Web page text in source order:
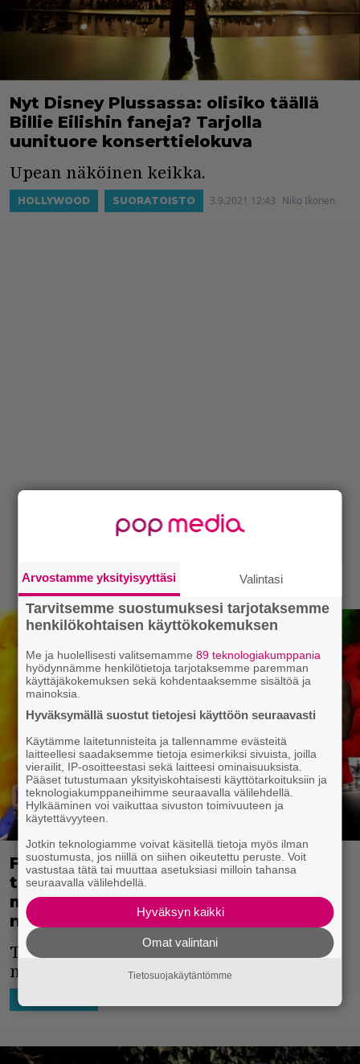
Nyt Disney Plussassa: olisiko täällä
Billie Eilishin faneja? Tarjolla
uunituore konserttielokuva
Upean näköinen keikka.
HOLLYWOOD SUORATOISTO 3.9.2021 12:43 Niko Ikonen
Fast & Furious 9:n traileri julkaistaan
tänään rytinällä: livekeikalla mukana
mm. Cardi B, Wiz Khalifa ja Ludacris –
nappaa livelinkki
Traileria varten on järjestetty melkoinen
megaspektaakkeli.
HOLLYWOOD
Arvostamme yksityisyyttäsi Valintasi
Tarvitsemme suostumuksesi tarjotaksemme
henkilökohtaisen käyttökokemuksen
Me ja huolellisesti valitsemamme89 teknologiakumppania
hyödynnämme henkilötietoja tarjotaksemme paremman
käyttäjäkokemuksen sekä kohdentaaksemme sisältöä ja
mainoksia.
Hyväksymällä suostut tietojesi käyttöön seuraavasti
Käytämme laitetunnisteita ja tallennamme evästeitä
laitteellesi saadaksemme tietoja esimerkiksi sivuista, joilla
vierailit, IP-osoitteestasi sekä laitteesi ominaisuuksista.
Pääset tutustumaan yksityiskohtaisesti käyttötarkoituksiin ja
teknologiakumppaneihimme seuraavalla välilehdellä.
Hylkääminen voi vaikuttaa sivuston toimivuuteen ja
käytettävyyteen.
Jotkin teknologiamme voivat käsitellä tietoja myös ilman
suostumusta, jos niillä on siihen oikeutettu peruste. Voit
vastustaa tätä tai muuttaa asetuksiasi milloin tahansa
seuraavalla välilehdellä.
Hyväksyn kaikki
Omat valintani
Tietosuojakäytäntömme